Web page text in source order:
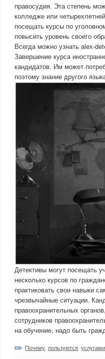
правосудия. Эта степень
колледже или
посещать курсы по
повысить уровень своего
Всегда можно узнать alex-
Завершение курса
кандидатов. Им может
поэтому знание другого
Детективы могут посещать
несколько курсов по
практиковать свои навыки
чрезвычайные ситуации.
правоохранительных
сотрудников
на обучение, надо быть
Почему пользуются услугами